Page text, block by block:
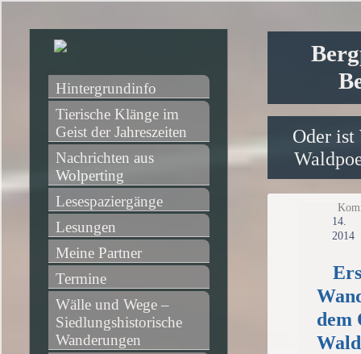
Oder ist
2014
dem
Hintergrundinfo
Tierische Klänge im
Geist der Jahreszeiten
Nachrichten aus
Wolperting
Lesespaziergänge
Lesungen
Meine Partner
Termine
Wälle und Wege –
Siedlungshistorische
Wanderungen